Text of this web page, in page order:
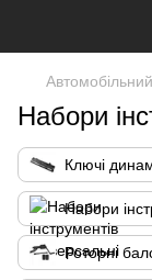
Набори
Ключі
Набори
Роторні